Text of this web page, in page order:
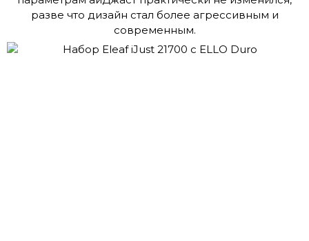
разве что дизайн стал более агрессивным и
современным.